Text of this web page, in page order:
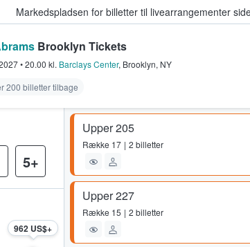
Markedspladsen for billetter til livearrangementer
- Hvor fans køber og sælger billetter
Brooklyn Tickets
•20.00 kl. Barclays Center, Brooklyn, NY
200 billetter tilbage
Upper 205
Række 17 2 billetter
Upper 227
Række 15 2 billetter
5+
962 US$